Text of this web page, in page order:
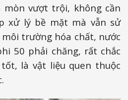
mòn vượt trội, không cần
xử lý bề mặt mà vẫn sử
trường hóa chất, nước
50 phải chăng, rất chắc
là vật liệu quen thuộc